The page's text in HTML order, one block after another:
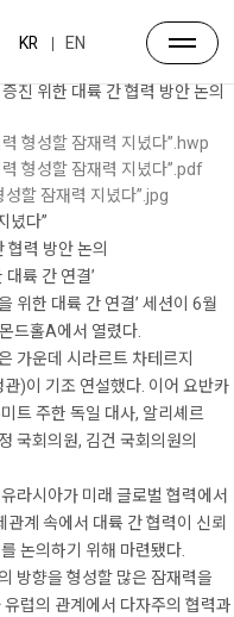
KR EN
진 위한 대륙 간 협력 방안 논의
형성할 잠재력 지녔다”.hwp
형성할 잠재력 지녔다”.pdf
할 잠재력 지녔다”.jpg
녔다”
협력 방안 논의
륙 간 연결’
위한 대륙 간 연결’ 세션이 6월
드홀A에서 열렸다.
가운데 시라르트 차테르지
)이 기조 연설했다. 이어 요반카
트 주한 독일 대사, 알리셰르
국회의원, 김건 국회의원의
라시아가 미래 글로벌 협력에서
계 속에서 대륙 간 협력이 신뢰
논의하기 위해 마련됐다.
방향을 형성할 많은 잠재력을
럽의 관계에서 다자주의 협력과